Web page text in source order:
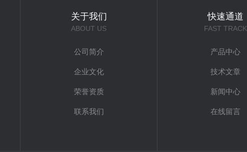
关于我们
ABOUT US
公司简介
企业文化
荣誉资质
联系我们
快速通道
FAST TRACK
产品中心
技术文章
新闻中心
在线留言